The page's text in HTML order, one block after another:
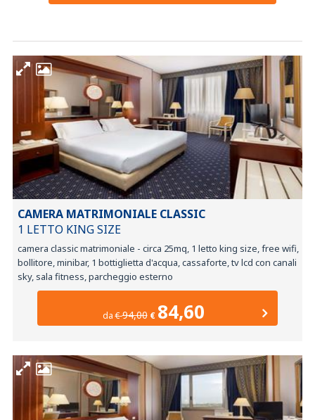
CAMERA MATRIMONIALE CLASSIC
1 LETTO KING SIZE
camera classic matrimoniale - circa 25mq, 1 letto king size, free wifi,
bollitore, minibar, 1 bottiglietta d'acqua, cassaforte, tv lcd con canali
sky, sala fitness, parcheggio esterno
da€94,00 € 84,60